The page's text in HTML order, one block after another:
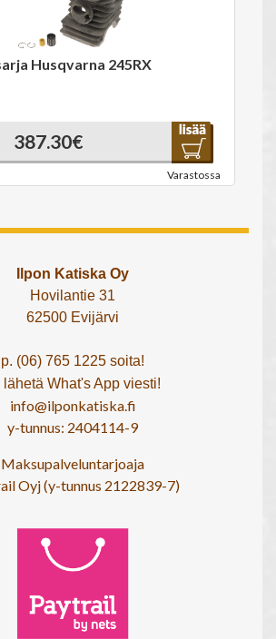
Husqvarna 245RX
387.30€
Varastossa
Ilpon Katiska Oy
Hovilantie 31
62500 Evijärvi
p. (06) 765 1225 soita!
lähetä What's App viesti!
info@ilponkatiska.fi
y-tunnus: 2404114-9
Maksupalveluntarjoaja
Oyj (y-tunnus 2122839-7)